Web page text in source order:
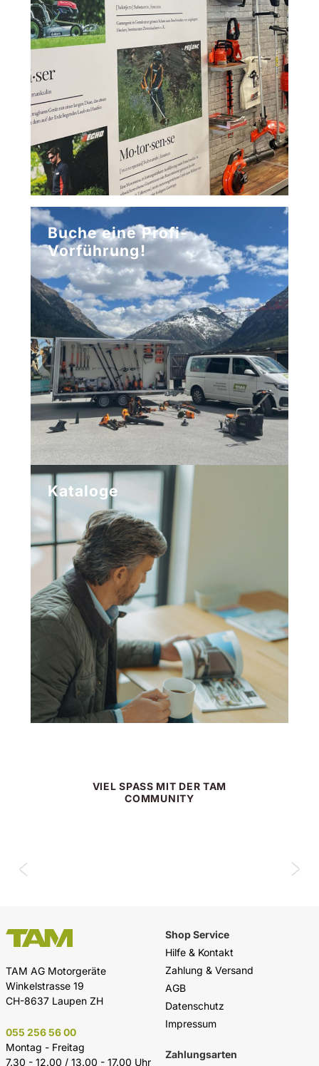
Buche eine Profi-
Vorführung!
Kataloge
VIEL SPASS MIT DER TAM
COMMUNITY
TAM AG Motorgeräte
Winkelstrasse 19
CH-8637 Laupen ZH
055 256 56 00
Montag - Freitag
7.30 - 12.00 / 13.00 - 17.00 Uhr
Shop Service
Hilfe & Kontakt
Zahlung & Versand
AGB
Datenschutz
Impressum
Zahlungsarten